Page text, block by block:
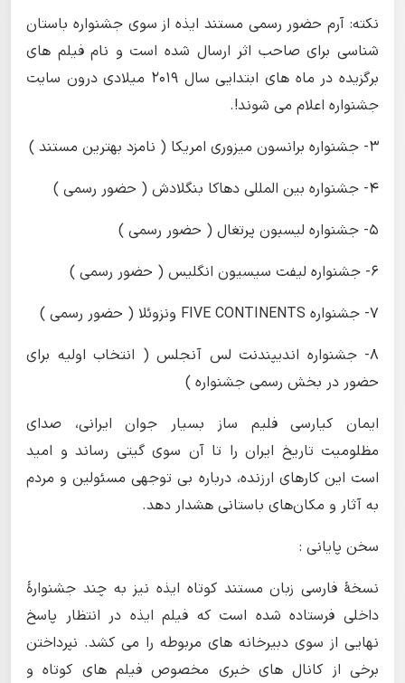
نکته: آرم حضور رسمی مستند ایذه از سوی جشنواره باستان
شناسی برای صاحب اثر ارسال شده است و نام فیلم های
برگزیده در ماه های ابتدایی سال 2019 میلادی درون سایت
جشنواره اعلام می شوند!.
3- جشنواره برانسون میزوری امریکا ( نامزد بهترین مستند )
4- جشنواره بین المللی دهاکا بنگلادش ( حضور رسمی )
5- جشنواره لیسبون پرتغال ( حضور رسمی )
6- جشنواره لیفت سیسیون انگلیس ( حضور رسمی )
7- جشنواره FIVE CONTINENTS ونزوئلا ( حضور رسمی )
8- جشنواره اندیپندنت لس آنجلس ( انتخاب اولیه برای
حضور در بخش رسمی جشنواره )
ایمان کیارسی فلیم ساز بسیار جوان ایرانی، صدای
مظلومیت تاریخ ایران را تا آن سوی گیتی رساند و امید
است این کارهای ارزنده، درباره بی توجهی مسئولین و مردم
به آثار و مکان‌های باستانی هشدار دهد.
سخن پایانی :
نسخۀ فارسی زبان مستند کوتاه ایذه نیز به چند جشنوارۀ
داخلی فرستاده شده است که فیلم ایذه در انتظار پاسخ
نهایی از سوی دبیرخانه های مربوطه را می کشد. نپرداختن
برخی از کانال های خبری مخصوص فیلم های کوتاه و